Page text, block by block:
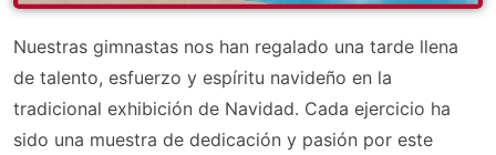
Nuestras gimnastas nos han regalado una tarde llena
de talento, esfuerzo y espíritu navideño en la
tradicional exhibición de Navidad. Cada ejercicio ha
sido una muestra de dedicación y pasión por este